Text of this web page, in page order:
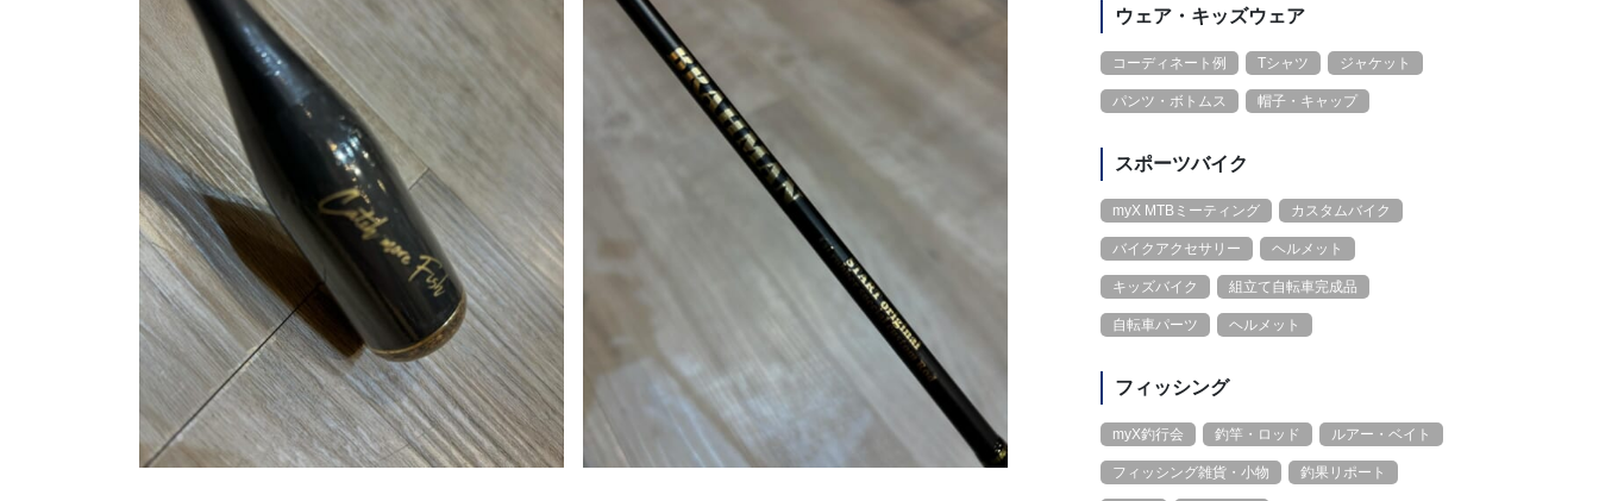
ウェア・キッズウェア
コーディネート例 Tシャツ ジャケット
パンツ・ボトムス 帽子・キャップ
スポーツバイク
myX MTBミーティング カスタムバイク
バイクアクセサリー ヘルメット
キッズバイク 組立て自転車完成品
自転車パーツ ヘルメット
フィッシング
myX釣行会 釣竿・ロッド ルアー・ベイト
フィッシング雑貨・小物 釣果リポート